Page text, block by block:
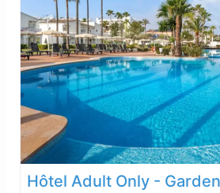
Hôtel Adult Only -